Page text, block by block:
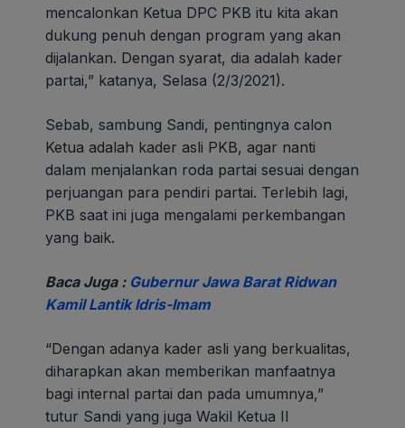
mencalonkan Ketua DPC PKB itu kita akan
dukung penuh dengan program yang akan
dijalankan. Dengan syarat, dia adalah kader
partai,” katanya, Selasa (2/3/2021).
Sebab, sambung Sandi, pentingnya calon
Ketua adalah kader asli PKB, agar nanti
dalam menjalankan roda partai sesuai dengan
perjuangan para pendiri partai. Terlebih lagi,
PKB saat ini juga mengalami perkembangan
yang baik.
Baca Juga : Gubernur Jawa Barat Ridwan
Kamil Lantik Idris-Imam
“Dengan adanya kader asli yang berkualitas,
diharapkan akan memberikan manfaatnya
bagi internal partai dan pada umumnya,”
tutur Sandi yang juga Wakil Ketua II